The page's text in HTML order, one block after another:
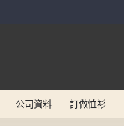
公司資料 訂做恤衫